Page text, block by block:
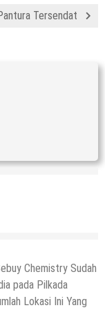
Tersendat
Chemistry Sudah
pada Pilkada
Lokasi Ini Yang